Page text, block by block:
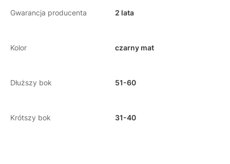
Gwarancja producenta 2 lata
Kolor czarny mat
Dłuższy bok 51-60
Krótszy bok 31-40